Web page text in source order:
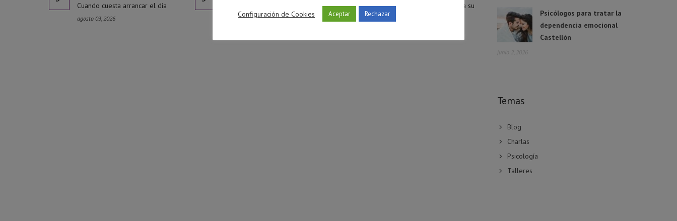
Cuando cuesta arrancar el día
agosto 03, 2026 julio 27, 2026
preadolescentes: cómo afecta a su
atención
Psicólogos para tratar la
dependencia emocional
Castellón
junio 2, 2026
Temas
Blog
Charlas
Psicología
Talleres
Configuración de Cookies Aceptar Rechazar